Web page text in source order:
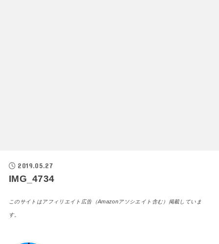
2019.05.27
IMG_4734
このサイトはアフィリエイト広告（Amazonアソシエイト含む）掲載していま
す。